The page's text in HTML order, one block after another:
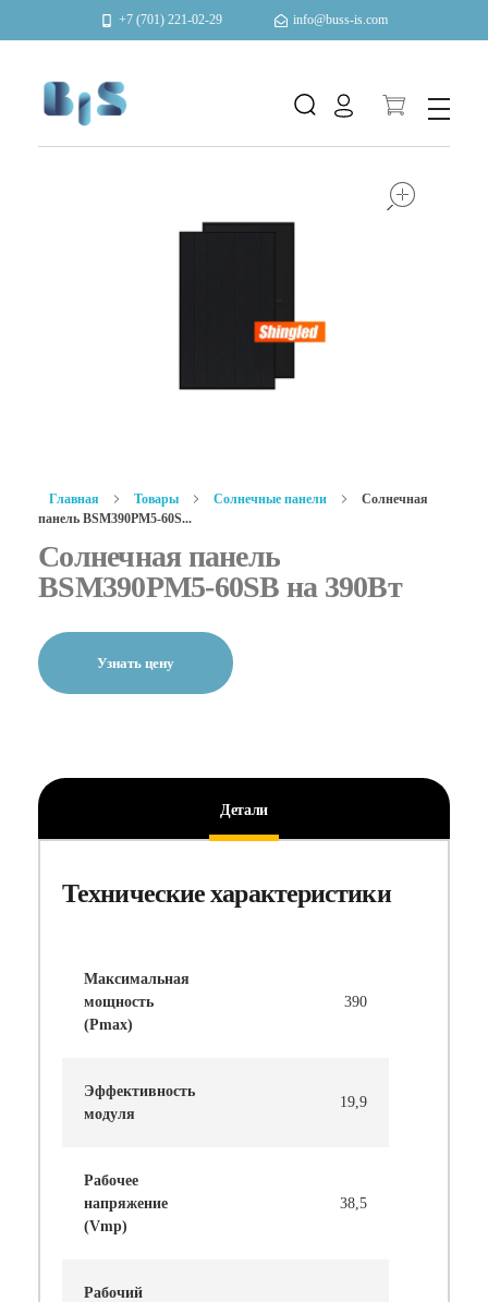
+7 (701) 221-02-29 info@buss-is.com
Автоматизация и энергоэффективность
Главная Товары Солнечные панели
Солнечная
панель BSM390PM5-60S...
Солнечная панель
BSM390PM5-60SB на 390Вт
Узнать цену
Детали
Максимальная
мощность
(Pmax)
390
Эффективность
модуля
19,9
Рабочее
напряжение
(Vmp)
38,5
Рабочий